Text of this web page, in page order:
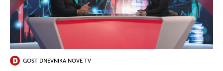
GOST DNEVNIKA NOVE TV